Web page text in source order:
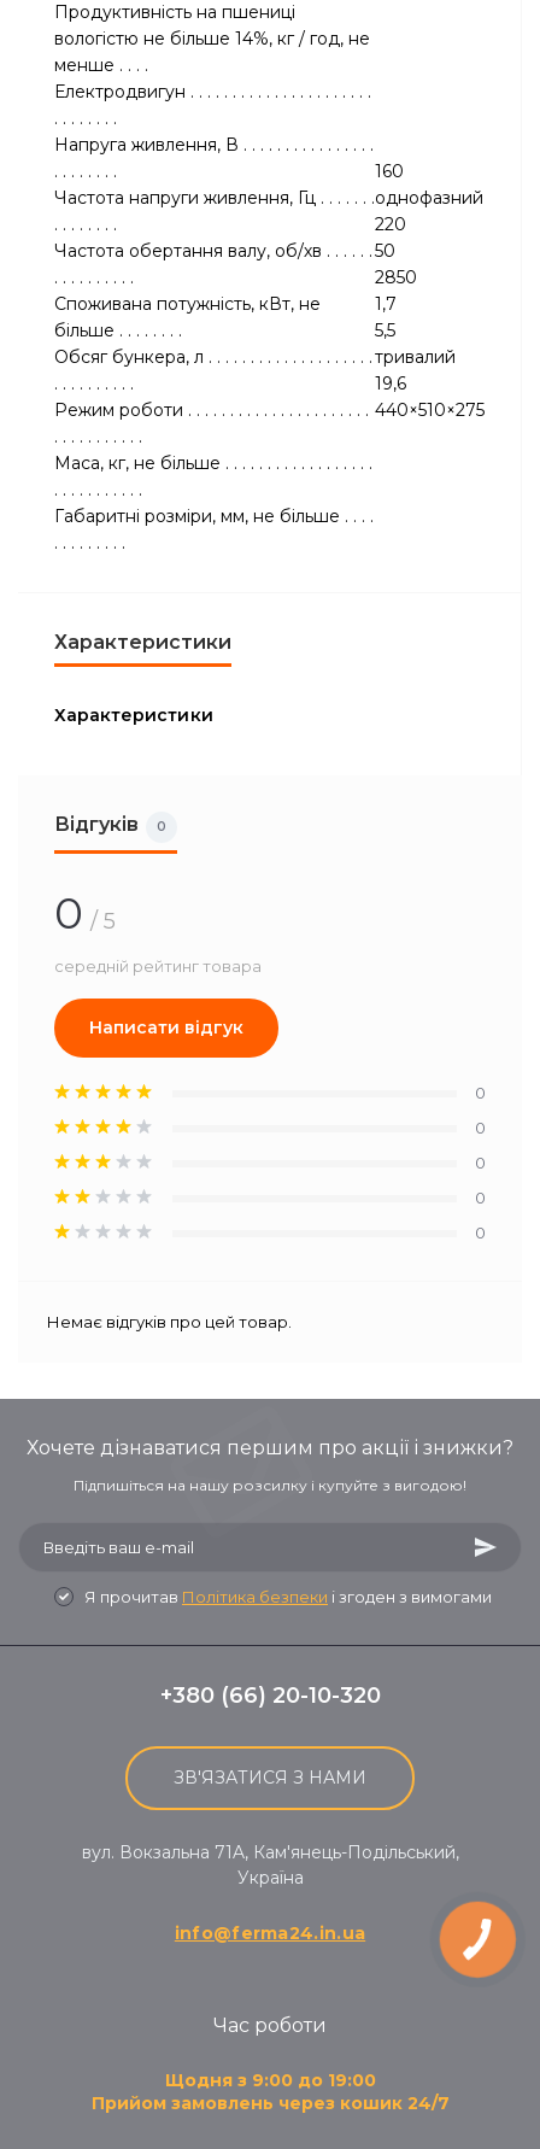
Продуктивність на пшениці
вологістю не більше 14%, кг / год, не
менше . . . .
Електродвигун . . . . . . . . . . . . . . . . . . . . . .
. . . . . . . .
Напруга живлення, В . . . . . . . . . . . . . . . .
. . . . . . . .
Частота напруги живлення, Гц . . . . . . .
. . . . . . . .
Частота обертання валу, об/хв . . . . . .
. . . . . . . . . .
Споживана потужність, кВт, не
більше . . . . . . . .
Обсяг бункера, л . . . . . . . . . . . . . . . . . . . .
. . . . . . . . . .
Режим роботи . . . . . . . . . . . . . . . . . . . . . .
. . . . . . . . . . .
Маса, кг, не більше . . . . . . . . . . . . . . . . . .
. . . . . . . . . . .
Габаритні розміри, мм, не більше . . . .
. . . . . . . . .
160
однофазний
220
50
2850
1,7
5,5
тривалий
19,6
440×510×275
Характеристики
Характеристики
Відгуків 0
0 / 5
середній рейтинг товара
Написати відгук
0
0
0
0
0
Немає відгуків про цей товар.
Хочете дізнаватися першим про акції і знижки?
Підпишіться на нашу розсилку і купуйте з вигодою!
Я прочитав Політика безпеки і згоден з вимогами
+380 (66) 20-10-320
ЗВ'ЯЗАТИСЯ З НАМИ
вул. Вокзальна 71A, Кам'янець-Подільський,
Україна
info@ferma24.in.ua
Час роботи
Щодня з 9:00 до 19:00
Прийом замовлень через кошик 24/7